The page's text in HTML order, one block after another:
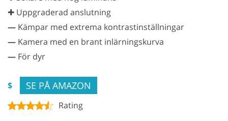
✚ Uppgraderad anslutning
— Kämpar med extrema kontrastinställningar
— Kamera med en brant inlärningskurva
— För dyr
$ SE PÅ AMAZON
Rating